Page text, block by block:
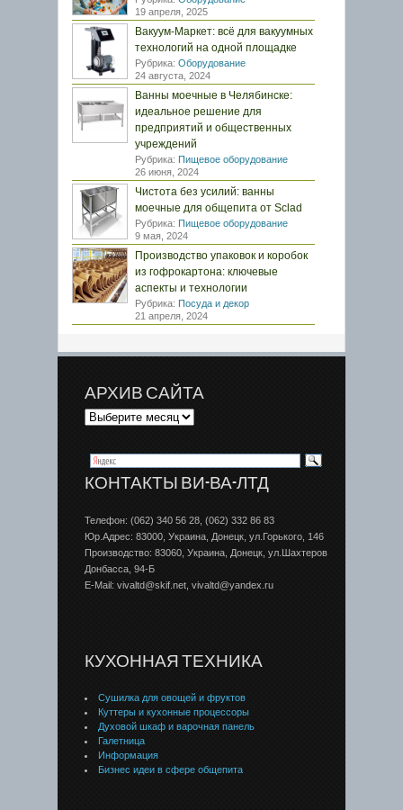
19 апреля, 2025
Вакуум-Маркет: всё для вакуумных
технологий на одной площадке
Рубрика: Оборудование
24 августа, 2024
Ванны моечные в Челябинске:
идеальное решение для
предприятий и общественных
учреждений
Рубрика: Пищевое оборудование
26 июня, 2024
Чистота без усилий: ванны
моечные для общепита от Sclad
Рубрика: Пищевое оборудование
9 мая, 2024
Производство упаковок и коробок
из гофрокартона: ключевые
аспекты и технологии
Рубрика: Посуда и декор
21 апреля, 2024
АРХИВ САЙТА
КОНТАКТЫ ВИ-ВА-ЛТД
Телефон: (062) 340 56 28, (062) 332 86 83
Юр.Адрес: 83000, Украина, Донецк, ул.Горького, 146
Производство: 83060, Украина, Донецк, ул.Шахтеров
Донбаcса, 94-Б
E-Mail: vivaltd@skif.net, vivaltd@yandex.ru
КУХОННАЯ ТЕХНИКА
Сушилка для овощей и фруктов
Куттеры и кухонные процессоры
Духовой шкаф и варочная панель
Галетница
Информация
Бизнес идеи в сфере общепита